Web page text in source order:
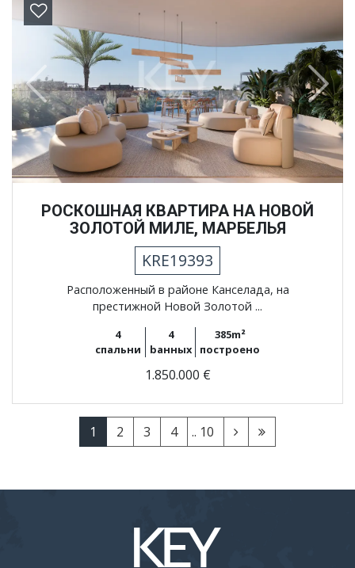
Previous Next
РОСКОШНАЯ КВАРТИРА НА НОВОЙ
ЗОЛОТОЙ МИЛЕ, МАРБЕЛЬЯ
KRE19393
Расположенный в районе Канселада, на
престижной Новой Золотой ...
4
спальни
4
bанных
385m²
построено
1.850.000 €
1 2 3 4 .. 10